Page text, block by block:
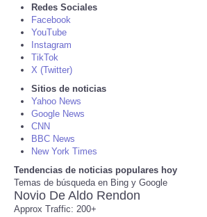
SEARCH
SHOPPING
Daily Deals
RobinsPost Store
Refund Policy
Redes Sociales
Facebook
YouTube
Instagram
TikTok
X (Twitter)
Sitios de noticias
Yahoo News
Google News
CNN
BBC News
New York Times
Tendencias de noticias populares hoy
Temas de búsqueda en Bing y Google
Novio De Aldo Rendon
Approx Traffic: 200+